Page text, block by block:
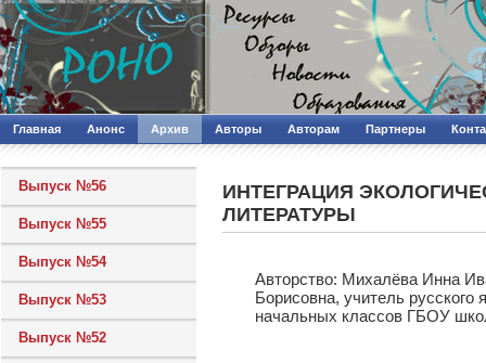
Главная Анонс Архив Авторы Авторам Партнеры
Выпуск №56
Выпуск №55
Выпуск №54
Выпуск №53
Выпуск №52
ИНТЕГРАЦИЯ
ЛИТЕРАТУРЫ
Авторcтво: Михалёва Инна
Борисовна, учитель
начальных классов ГБОУ